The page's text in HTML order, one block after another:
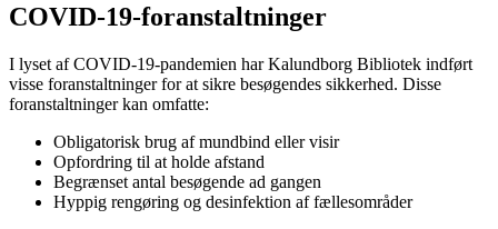
COVID-19-foranstaltninger
I lyset af COVID-19-pandemien har Kalundborg Bibliotek indført
visse foranstaltninger for at sikre besøgendes sikkerhed. Disse
foranstaltninger kan omfatte:
Obligatorisk brug af mundbind eller visir
Opfordring til at holde afstand
Begrænset antal besøgende ad gangen
Hyppig rengøring og desinfektion af fællesområder